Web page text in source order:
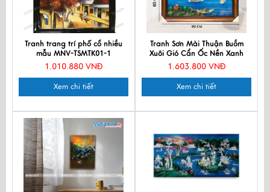
Tranh trang trí phố cổ nhiều
mẫu MNV-TSMTK01-1
1.010.880 VNĐ
Xem chi tiết
Tranh Sơn Mài Thuận Buồm
Xuôi Gió Cẩn Ốc Nền Xanh
60x90cm TSM699N
1.603.800 VNĐ
Xem chi tiết